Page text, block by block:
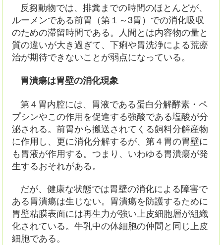
反芻動物では、排糞までの時間のほとんどが、
ルーメンである前胃（第１～3胃）での消化吸収
のための滞留時間である。人間とは内容物の量と
質の違いが大き過ぎて、下痢や胃洗浄による荒療
治が期待できないことが弱点になっている。
胃潰瘍は胃壁の消化現象
第４胃内腔には、胃液である蛋白分解酵素・ペ
プシンやこの作用を促進する強酸である塩酸が分
泌される。前胃から搬送されてくる飼料分解産物
に作用し、更に消化分解するが、第４胃の胃壁に
も胃液が作用する。つまり、いわゆる胃潰瘍が発
生するおそれがある。
だが、健康な状態では胃壁の消化による障害で
ある胃潰瘍は生じない。胃潰瘍を防護するために
胃壁粘膜表面には再生力が強い上皮細胞層が組織
化されている。牛乳中の体細胞の仲間と同じ上皮
細胞である。